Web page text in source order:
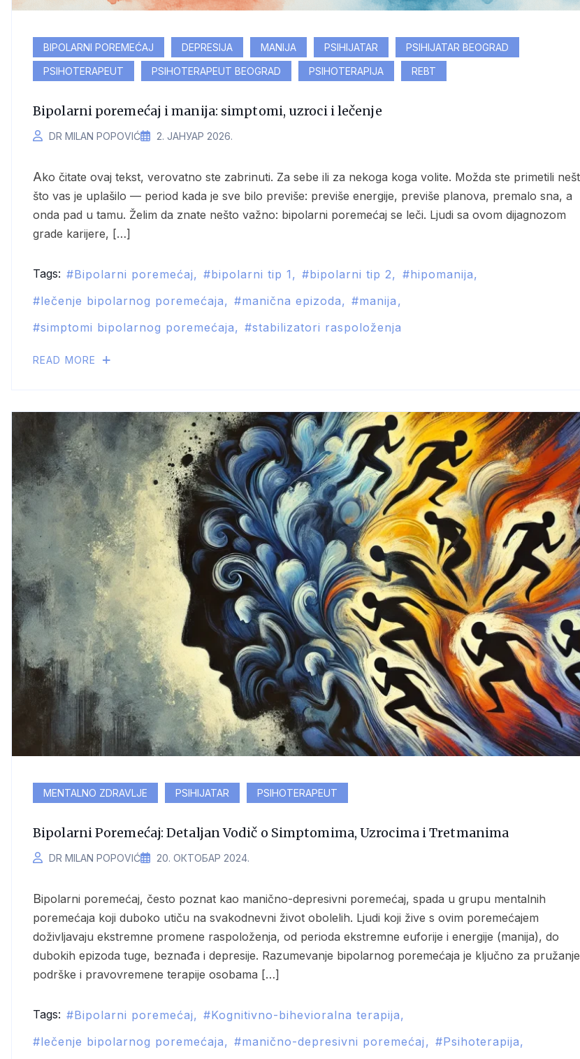
BIPOLARNI POREMEĆAJ DEPRESIJA MANIJA PSIHIJATAR
PSIHIJATAR BEOGRAD
PSIHOTERAPEUT
PSIHOTERAPEUT BEOGRAD PSIHOTERAPIJA REBT
Bipolarni poremećaj i manija: simptomi, uzroci i lečenje
DR MILAN POPOVIĆ 2. ЈАНУАР 2026.
Ako čitate ovaj tekst, verovatno ste zabrinuti. Za sebe ili za nekoga koga volite. Možda ste primetili nešto
što vas je uplašilo — period kada je sve bilo previše: previše energije, previše planova, premalo sna, a
onda pad u tamu. Želim da znate nešto važno: bipolarni poremećaj se leči. Ljudi sa ovom dijagnozom
grade karijere, […]
Tags: Bipolarni poremećaj bipolarni tip 1 bipolarni tip 2
hipomanija
lečenje bipolarnog poremećaja
manična epizoda
manija
simptomi bipolarnog poremećaja
stabilizatori raspoloženja
READ MORE
MENTALNO ZDRAVLJE PSIHIJATAR PSIHOTERAPEUT
Bipolarni Poremećaj: Detaljan Vodič o Simptomima, Uzrocima i Tretmanima
DR MILAN POPOVIĆ 20. ОКТОБАР 2024.
Bipolarni poremećaj, često poznat kao manično-depresivni poremećaj, spada u grupu mentalnih
poremećaja koji duboko utiču na svakodnevni život obolelih. Ljudi koji žive s ovim poremećajem
doživljavaju ekstremne promene raspoloženja, od perioda ekstremne euforije i energije (manija), do
dubokih epizoda tuge, beznađa i depresije. Razumevanje bipolarnog poremećaja je ključno za pružanje
podrške i pravovremene terapije osobama […]
Tags: Bipolarni poremećaj
Kognitivno-bihevioralna terapija
lečenje bipolarnog poremećaja
manično-depresivni poremećaj
Psihoterapija